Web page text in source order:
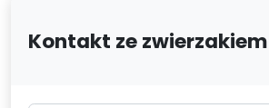
Kontakt ze zwierzakiem